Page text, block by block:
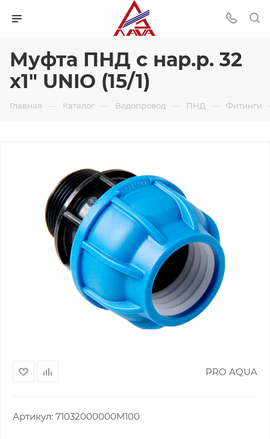
Муфта ПНД с нар.р. 32
х1" UNIO (15/1)
Главная — Каталог — Водопровод — ПНД — Фитинги
PRO AQUA
Артикул: 71032000000M100